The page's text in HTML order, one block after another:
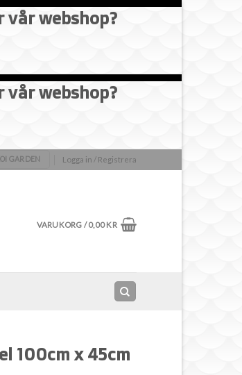
vår webshop?
vår webshop?
GARDEN Logga in / Registrera
VARUKORG /0,00KR
100cm x 45cm